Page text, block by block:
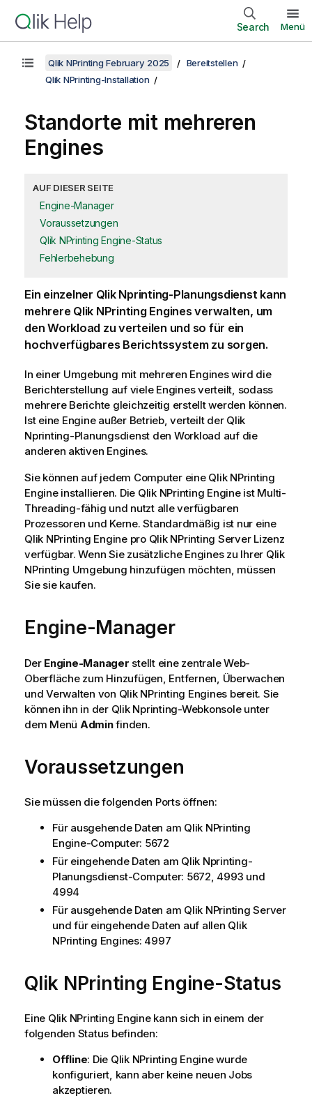
Search Menü
Qlik NPrinting February 2025
Bereitstellen
Qlik NPrinting-Installation
Standorte mit mehreren
Engines
AUF DIESER SEITE
Engine-Manager
Voraussetzungen
Qlik NPrinting Engine-Status
Fehlerbehebung
Ein einzelner Qlik Nprinting-Planungsdienstkann
mehrere Qlik NPrinting Engines verwalten, um
den Workload zu verteilen und so für ein
hochverfügbares Berichtssystem zu sorgen.
In einer Umgebung mit mehreren Engines wird die
Berichterstellung auf viele Engines verteilt, sodass
mehrere Berichte gleichzeitig erstellt werden können.
Ist eine Engine außer Betrieb, verteilt der Qlik
Nprinting-Planungsdienst den Workload auf die
anderen aktiven Engines.
Sie können auf jedem Computer eine Qlik NPrinting
Engineinstallieren. Die Qlik NPrinting Engineist Multi-
Threading-fähig und nutzt alle verfügbaren
Prozessoren und Kerne. Standardmäßig ist nur eine
Qlik NPrinting Enginepro Qlik NPrinting ServerLizenz
verfügbar. Wenn Sie zusätzliche Engines zu Ihrer Qlik
NPrinting Umgebung hinzufügen möchten, müssen
Sie sie kaufen.
Engine-Manager
Der Engine-Manager stellt eine zentrale Web-
Oberfläche zum Hinzufügen, Entfernen, Überwachen
und Verwalten von Qlik NPrinting Engines bereit. Sie
können ihn in der Qlik Nprinting-Webkonsoleunter
dem Menü Adminfinden.
Voraussetzungen
Sie müssen die folgenden Ports öffnen:
Für ausgehende Daten am Qlik NPrinting
Engine-Computer: 5672
Für eingehende Daten am Qlik Nprinting-
Planungsdienst-Computer: 5672, 4993 und
4994
Für ausgehende Daten am Qlik NPrinting Server
und für eingehende Daten auf allen Qlik
NPrinting Engines: 4997
Qlik NPrinting Engine-Status
Eine Qlik NPrinting Enginekann sich in einem der
folgenden Status befinden:
Offline: Die Qlik NPrinting Enginewurde
konfiguriert, kann aber keine neuen Jobs
akzeptieren.